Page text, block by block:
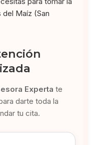
Maíz (San
Experta te
darte toda la
tu cita.